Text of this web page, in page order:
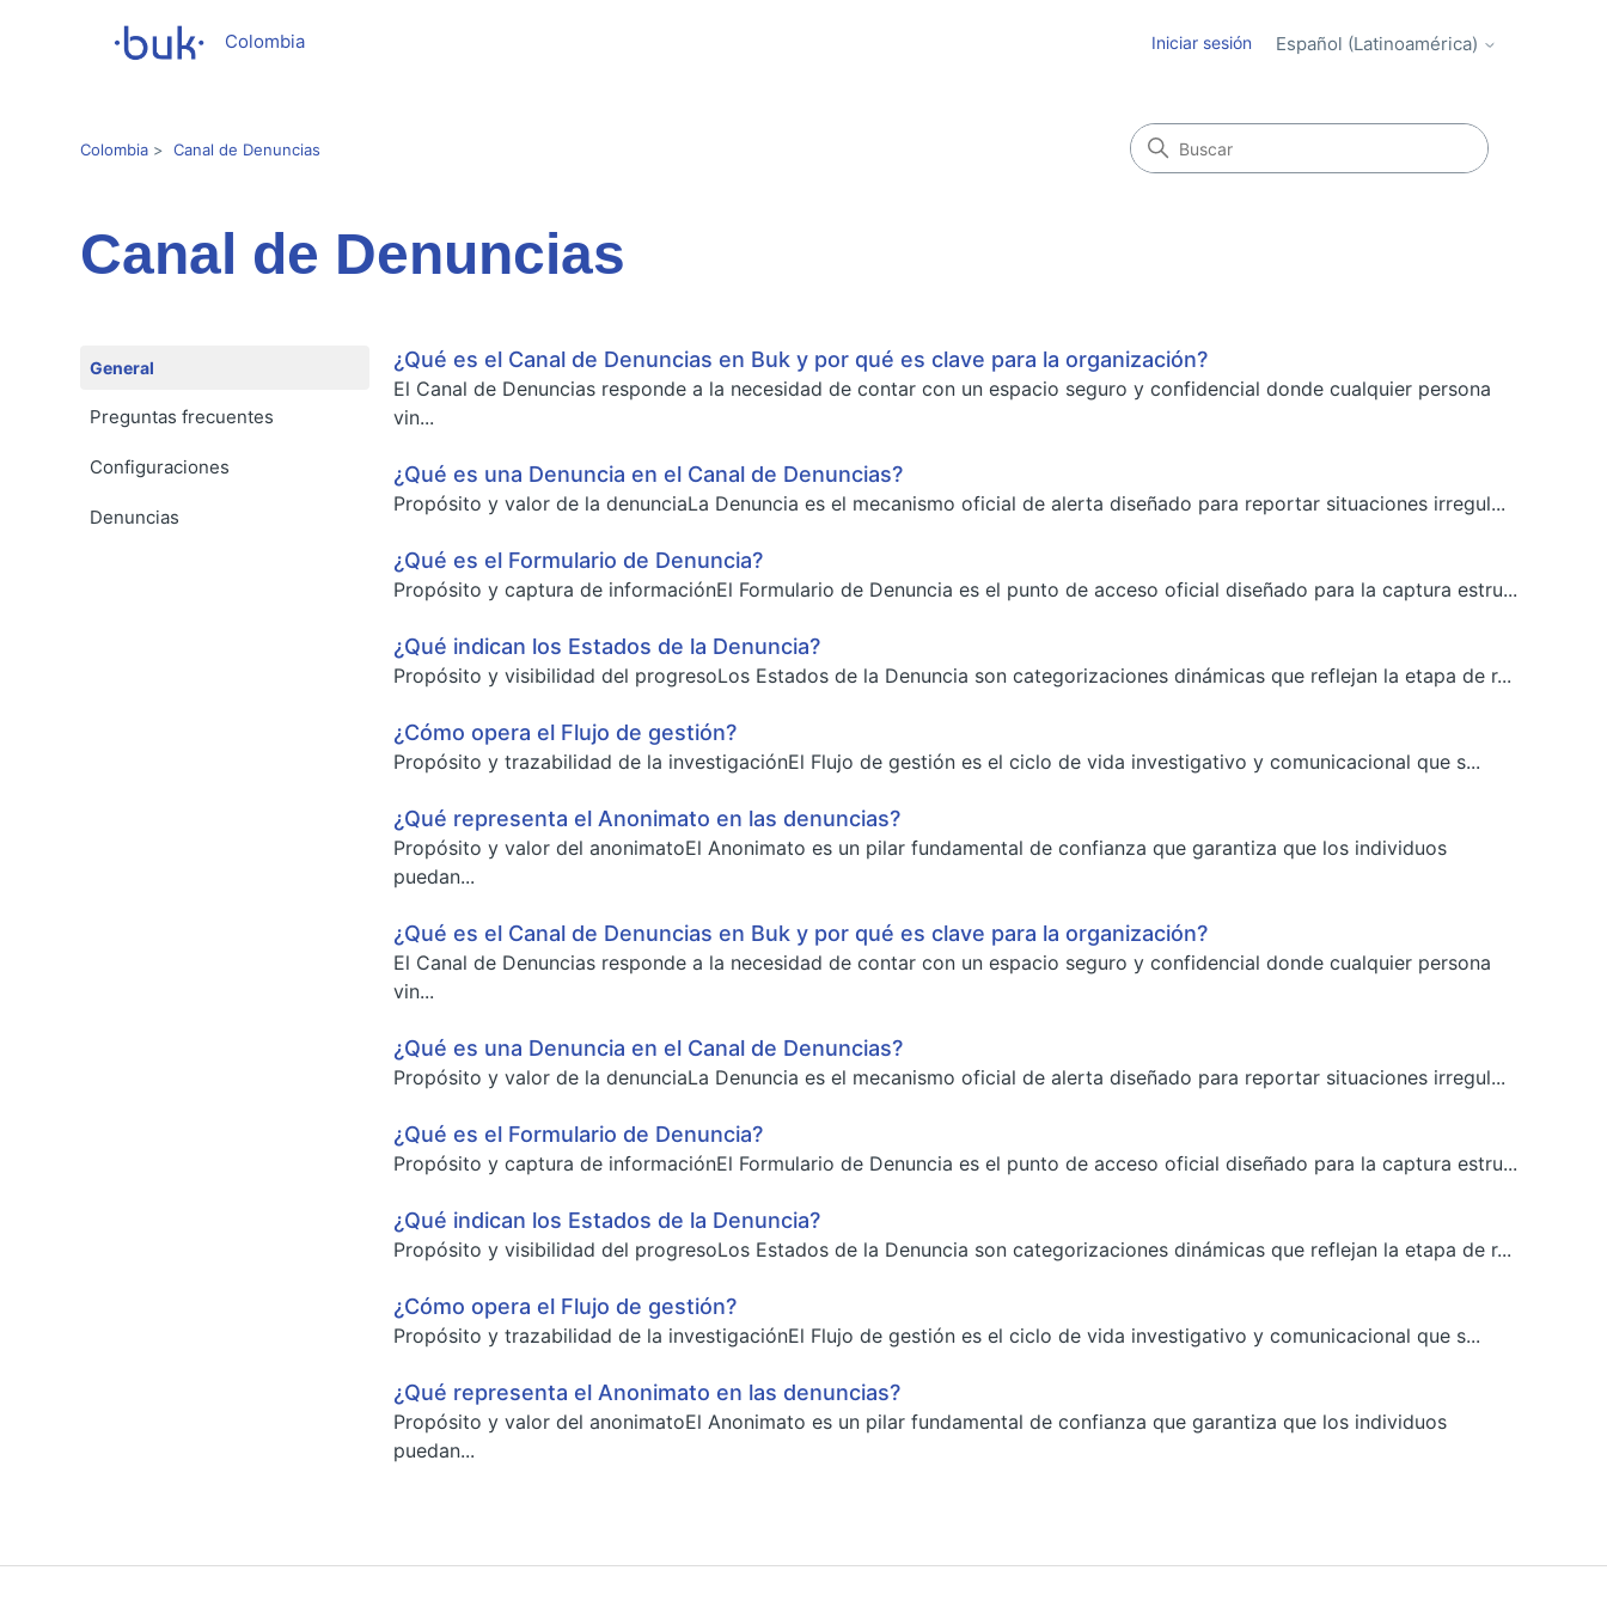
Colombia Iniciar sesión Español (Latinoamérica)
Colombia Canal de Denuncias
Canal de Denuncias
General
Preguntas frecuentes
Configuraciones
Denuncias
¿Qué es el Canal de Denuncias en Buk y por qué es clave para la organización?
El Canal de Denuncias responde a la necesidad de contar con un espacio seguro y confidencial donde cualquier persona
vin...
¿Qué es una Denuncia en el Canal de Denuncias?
Propósito y valor de la denunciaLa Denuncia es el mecanismo oficial de alerta diseñado para reportar situaciones irregul...
¿Qué es el Formulario de Denuncia?
Propósito y captura de informaciónEl Formulario de Denuncia es el punto de acceso oficial diseñado para la captura estru...
¿Qué indican los Estados de la Denuncia?
Propósito y visibilidad del progresoLos Estados de la Denuncia son categorizaciones dinámicas que reflejan la etapa de r...
¿Cómo opera el Flujo de gestión?
Propósito y trazabilidad de la investigaciónEl Flujo de gestión es el ciclo de vida investigativo y comunicacional que s...
¿Qué representa el Anonimato en las denuncias?
Propósito y valor del anonimatoEl Anonimato es un pilar fundamental de confianza que garantiza que los individuos
puedan...
¿Qué es el Canal de Denuncias en Buk y por qué es clave para la organización?
El Canal de Denuncias responde a la necesidad de contar con un espacio seguro y confidencial donde cualquier persona
vin...
¿Qué es una Denuncia en el Canal de Denuncias?
Propósito y valor de la denunciaLa Denuncia es el mecanismo oficial de alerta diseñado para reportar situaciones irregul...
¿Qué es el Formulario de Denuncia?
Propósito y captura de informaciónEl Formulario de Denuncia es el punto de acceso oficial diseñado para la captura estru...
¿Qué indican los Estados de la Denuncia?
Propósito y visibilidad del progresoLos Estados de la Denuncia son categorizaciones dinámicas que reflejan la etapa de r...
¿Cómo opera el Flujo de gestión?
Propósito y trazabilidad de la investigaciónEl Flujo de gestión es el ciclo de vida investigativo y comunicacional que s...
¿Qué representa el Anonimato en las denuncias?
Propósito y valor del anonimatoEl Anonimato es un pilar fundamental de confianza que garantiza que los individuos
puedan...